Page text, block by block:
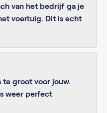
van het bedrijf ga je
voertuig. Dit is echt
te groot voor jouw.
weer perfect